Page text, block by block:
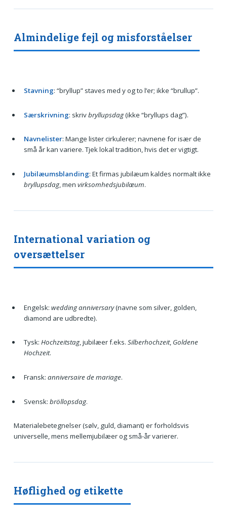
Almindelige fejl og misforståelser
Stavning: “bryllup” staves med y og to l’er; ikke “brullup”.
Særskrivning: skrivbryllupsdag(ikke “bryllups dag”).
Navnelister: Mange lister cirkulerer; navnene for især de
små år kan variere. Tjek lokal tradition, hvis det er vigtigt.
Jubilæumsblanding: Et firmas jubilæum kaldes normalt ikke
bryllupsdag, men virksomhedsjubilæum.
International variation og
oversættelser
Engelsk: wedding anniversary(navne som silver, golden,
diamond are udbredte).
Tysk: Hochzeitstag, jubilæer f.eks. Silberhochzeit, Goldene
Hochzeit.
Fransk: anniversaire de mariage.
Svensk: bröllopsdag.
Materialebetegnelser (sølv, guld, diamant) er forholdsvis
universelle, mens mellemjubilæer og små-år varierer.
Høflighed og etikette